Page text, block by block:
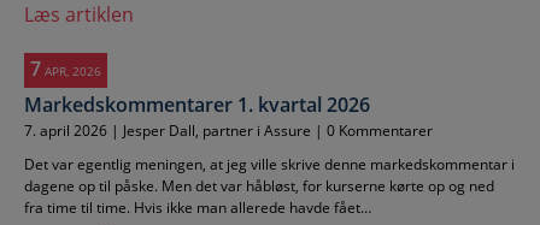
Læs artiklen
7 APR, 2026
Markedskommentarer 1. kvartal 2026
7. april 2026 | Jesper Dall, partner i Assure | 0 Kommentarer
Det var egentlig meningen, at jeg ville skrive denne markedskommentar i
dagene op til påske. Men det var håbløst, for kurserne kørte op og ned
fra time til time. Hvis ikke man allerede havde fået…